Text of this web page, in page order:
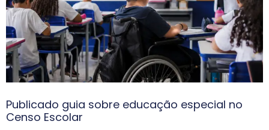
Publicado guia sobre educação especial no
Censo Escolar